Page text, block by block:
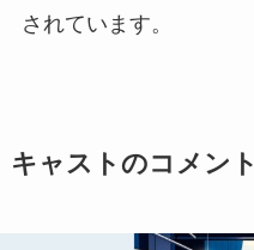
されています。
キャストのコメント